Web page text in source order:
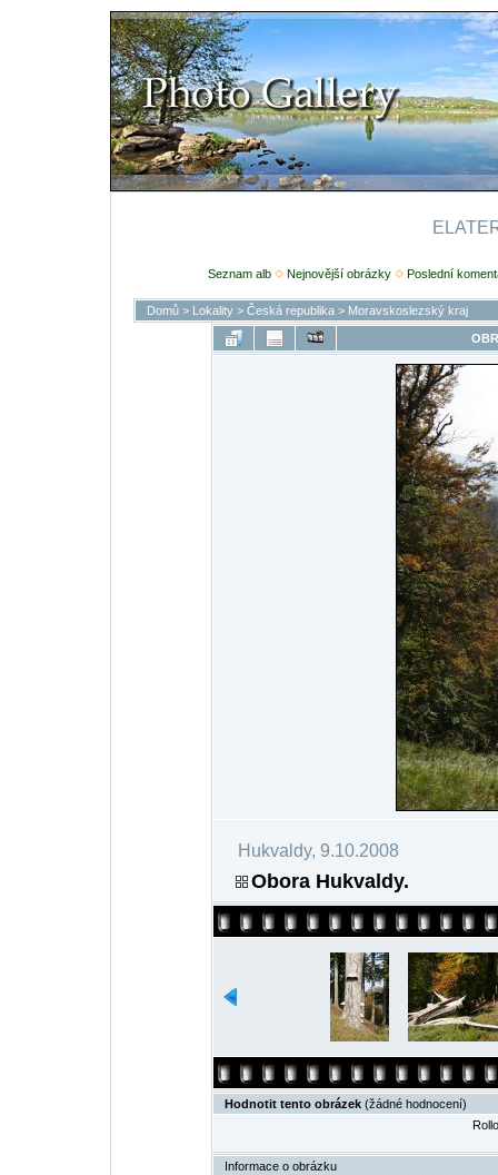
Seznam alb Nejnovější obrázky Poslední
Domů> Lokality> Česká republika> Moravskoslezský kraj
Hukvaldy, 9.10.2008
Obora Hukvaldy.
Hodnotit tento obrázek (žádné hodnocení)
Informace o obrázku